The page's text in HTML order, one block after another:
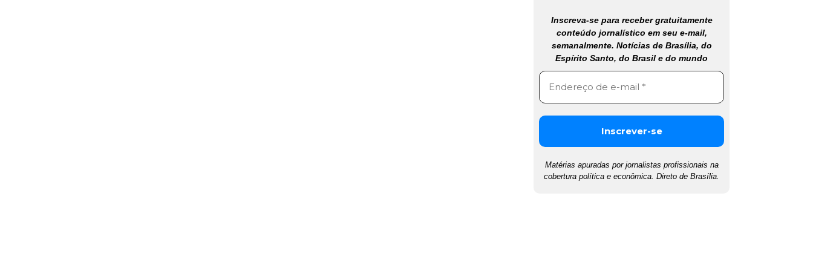
Inscreva-se para receber gratuitamente
conteúdo jornalístico em seu e-mail,
semanalmente. Notícias de Brasília, do
Espírito Santo, do Brasil e do mundo
Matérias apuradas por jornalistas profissionais na
cobertura política e econômica. Direto de Brasília.